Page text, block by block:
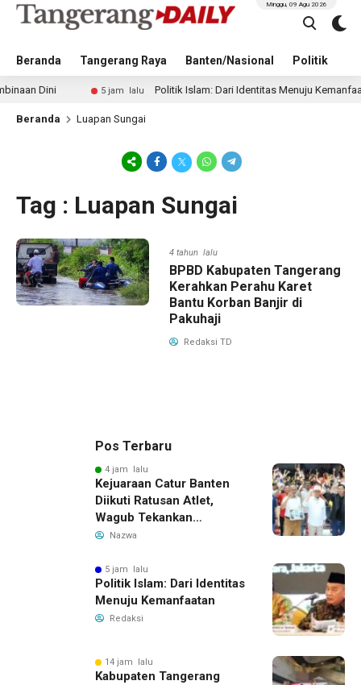
Beranda Tangerang Raya Banten/Nasional Politik
Minggu, 09 Agu 2026
Dini 5 jam lalu Politik Islam: Dari Identitas Menuju Kemanfaatan
Beranda Luapan Sungai
Tag : Luapan Sungai
4 tahun lalu
BPBD Kabupaten Tangerang
Kerahkan Perahu Karet
Bantu Korban Banjir di
Pakuhaji
Redaksi TD
Pos Terbaru
4 jam lalu
Kejuaraan Catur Banten
Diikuti Ratusan Atlet,
Wagub Tekankan
Pembinaan Dini
Nazwa
5 jam lalu
Politik Islam: Dari Identitas
Menuju Kemanfaatan
Redaksi
14 jam lalu
Kabupaten Tangerang